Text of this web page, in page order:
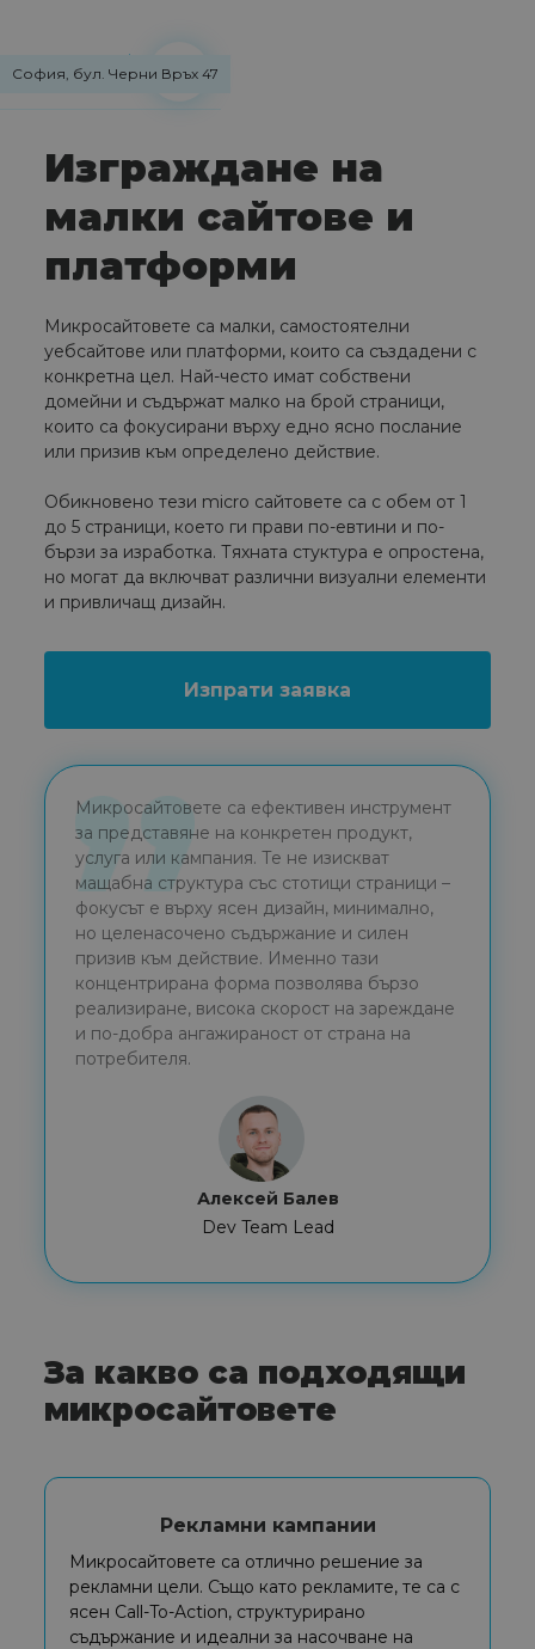
София, бул. Черни Връх 47
Изграждане на
малки сайтове и
платформи
Микросайтовете са малки, самостоятелни
уебсайтове или платформи, които са създадени с
конкретна цел. Най-често имат собствени
домейни и съдържат малко на брой страници,
които са фокусирани върху едно ясно послание
или призив към определено действие.
Обикновено тези micro сайтовете са с обем от 1
до 5 страници, което ги прави по-евтини и по-
бързи за изработка. Тяхната стуктура е опростена,
но могат да включват различни визуални елементи
и привличащ дизайн.
Изпрати заявка
Микросайтовете са ефективен инструмент
за представяне на конкретен продукт,
услуга или кампания. Те не изискват
мащабна структура със стотици страници –
фокусът е върху ясен дизайн, минимално,
но целенасочено съдържание и силен
призив към действие. Именно тази
концентрирана форма позволява бързо
реализиране, висока скорост на зареждане
и по-добра ангажираност от страна на
потребителя.
Алексей Балев
Dev Team Lead
За какво са подходящи
микросайтовете
Рекламни кампании
Микросайтовете са отлично решение за
рекламни цели. Също като рекламите, те са с
ясен Call-To-Action, структурирано
съдържание и идеални за насочване на